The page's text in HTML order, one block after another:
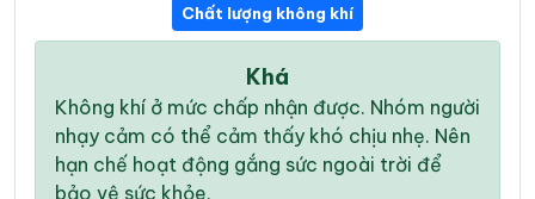
Chất lượng không khí
Khá
Không khí ở mức chấp nhận được. Nhóm người
nhạy cảm có thể cảm thấy khó chịu nhẹ. Nên
hạn chế hoạt động gắng sức ngoài trời để
bảo vệ sức khỏe.